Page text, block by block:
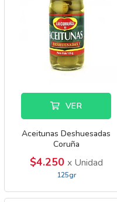
VER
Aceitunas Deshuesadas
Coruña
$4.250 x Unidad
125gr